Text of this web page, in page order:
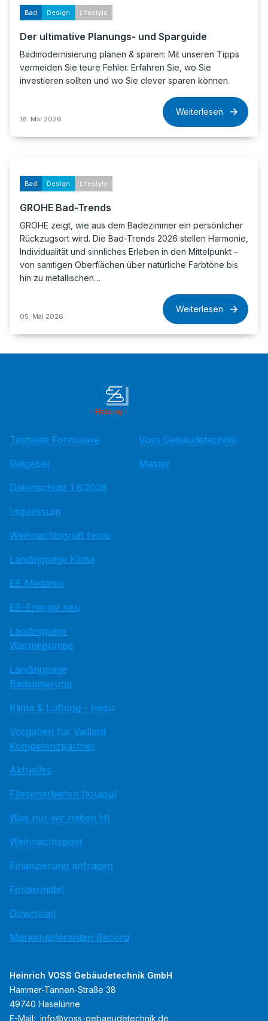
Bad Design Lifestyle
Der ultimative Planungs- und Sparguide
Badmodernisierung planen & sparen: Mit unseren Tipps
vermeiden Sie teure Fehler. Erfahren Sie, wo Sie
investieren sollten und wo Sie clever sparen können.
18. Mai 2026
Weiterlesen
Bad Design Lifestyle
GROHE Bad-Trends
GROHE zeigt, wie aus dem Badezimmer ein persönlicher
Rückzugsort wird. Die Bad-Trends 2026 stellen Harmonie,
Individualität und sinnliches Erleben in den Mittelpunkt –
von samtigen Oberflächen über natürliche Farbtöne bis
hin zu metallischen…
05. Mai 2026
Weiterlesen
Testseite Formulare
Ratgeber
Datenschutz 1.6.2026
Impressum
Weihnachtsgruß hissu
Landingpage Klima
EE Medatsu
EE-Energie neu
Landingpage
Wärmepumpe
Landingpage
Badsanierung
Klima & Lüftung - hissu
Vorgaben für Vaillant
Kompetenzpartner
Aktuelles
Fliesenarbeiten (toujou)
Was nur wir haben HI
Weihnachtspost
Finanzierung anfragen
Fördermittel
Download
Markenlieferanten Record
Voss Gebäudetechnik
Master
Heinrich VOSS Gebäudetechnik GmbH
Hammer-Tannen-Straße 38
49740 Haselünne
E-Mail: info@voss-gebaeudetechnik.de